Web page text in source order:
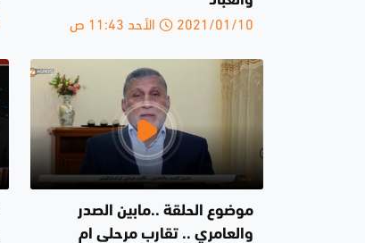
2021/01/10 الأحد 11:43 ص
موضوع الحلقة ..مابين الصدر
والعامري .. تقارب مرحلي ام